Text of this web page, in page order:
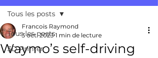
Tous les posts
3D Printer
Tous les posts
Waymo’s self-driving
Francois Raymond
3 oct. 2023 1 min de lecture